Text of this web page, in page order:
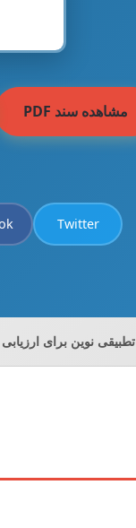
مشاهده سند PDF
Twitter
نوین برای ارزیابی